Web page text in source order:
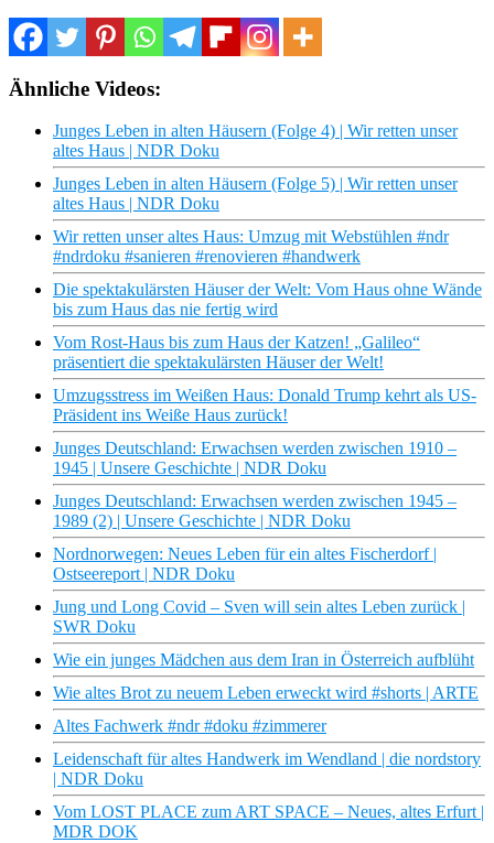
Ähnliche Videos:
Junges Leben in alten Häusern (Folge 4) | Wir retten unser
altes Haus | NDR Doku
Junges Leben in alten Häusern (Folge 5) | Wir retten unser
altes Haus | NDR Doku
Wir retten unser altes Haus: Umzug mit Webstühlen #ndr
#ndrdoku #sanieren #renovieren #handwerk
Die spektakulärsten Häuser der Welt: Vom Haus ohne Wände
bis zum Haus das nie fertig wird
Vom Rost-Haus bis zum Haus der Katzen! „Galileo“
präsentiert die spektakulärsten Häuser der Welt!
Umzugsstress im Weißen Haus: Donald Trump kehrt als US-
Präsident ins Weiße Haus zurück!
Junges Deutschland: Erwachsen werden zwischen 1910 –
1945 | Unsere Geschichte | NDR Doku
Junges Deutschland: Erwachsen werden zwischen 1945 –
1989 (2) | Unsere Geschichte | NDR Doku
Nordnorwegen: Neues Leben für ein altes Fischerdorf |
Ostseereport | NDR Doku
Jung und Long Covid – Sven will sein altes Leben zurück |
SWR Doku
Wie ein junges Mädchen aus dem Iran in Österreich aufblüht
Wie altes Brot zu neuem Leben erweckt wird #shorts | ARTE
Altes Fachwerk #ndr #doku #zimmerer
Leidenschaft für altes Handwerk im Wendland | die nordstory
| NDR Doku
Vom LOST PLACE zum ART SPACE – Neues, altes Erfurt |
MDR DOK